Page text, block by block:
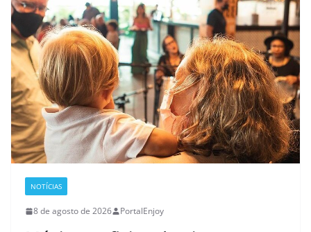
NOTÍCIAS
8 de agosto de 2026 PortalEnjoy